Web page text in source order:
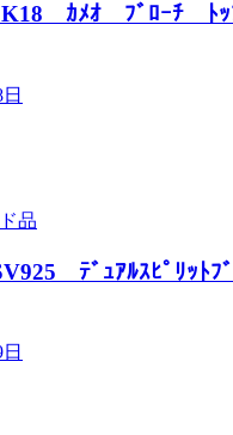
K18 ｶﾒｵ ﾌﾞﾛｰﾁ ﾄ
品
ﾃﾞｭｱﾙｽﾋﾟﾘｯﾄ